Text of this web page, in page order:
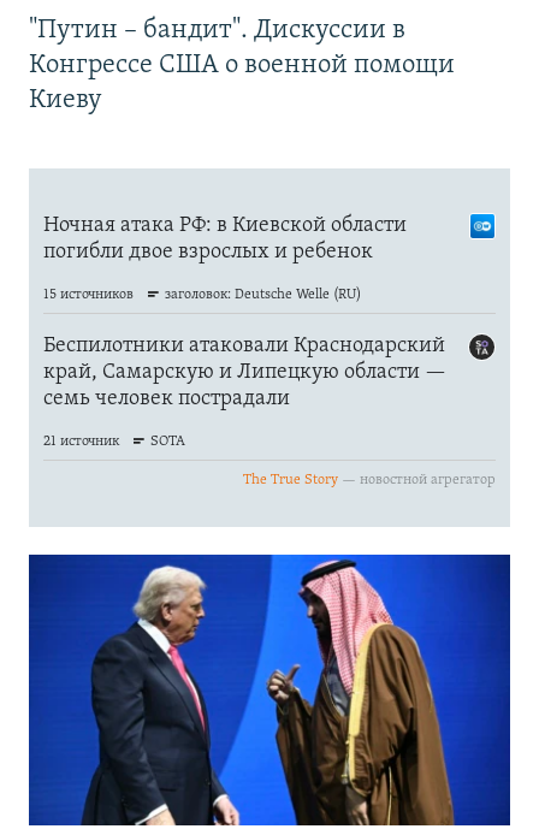
"Путин – бандит". Дискуссии в
Конгрессе США о военной помощи
Киеву